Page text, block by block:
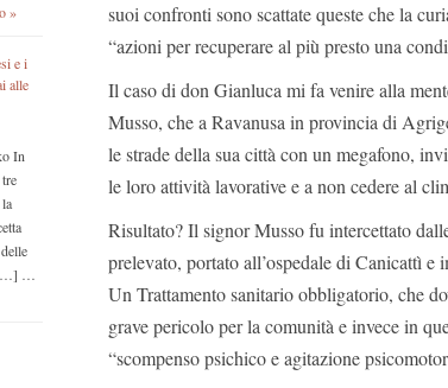
»
e i
alle
In
[…] …
suoi confronti sono scattate queste che la
“azioni per recuperare al più presto una
Il caso di don Gianluca mi fa venire alla
Musso, che a Ravanusa in provincia di
le strade della sua città con un megafono,
le loro attività lavorative e a non cedere al
Risultato? Il signor Musso fu intercettato
prelevato, portato all’ospedale di Canicattì
Un Trattamento sanitario obbligatorio, che
grave pericolo per la comunità e invece in
“scompenso psichico e agitazione